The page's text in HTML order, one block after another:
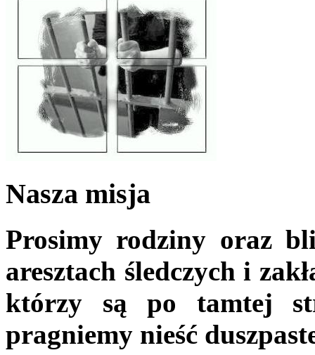
Nasza misja
Prosimy rodziny oraz
aresztach śledczych i
którzy są po tamtej
pragniemy nieść